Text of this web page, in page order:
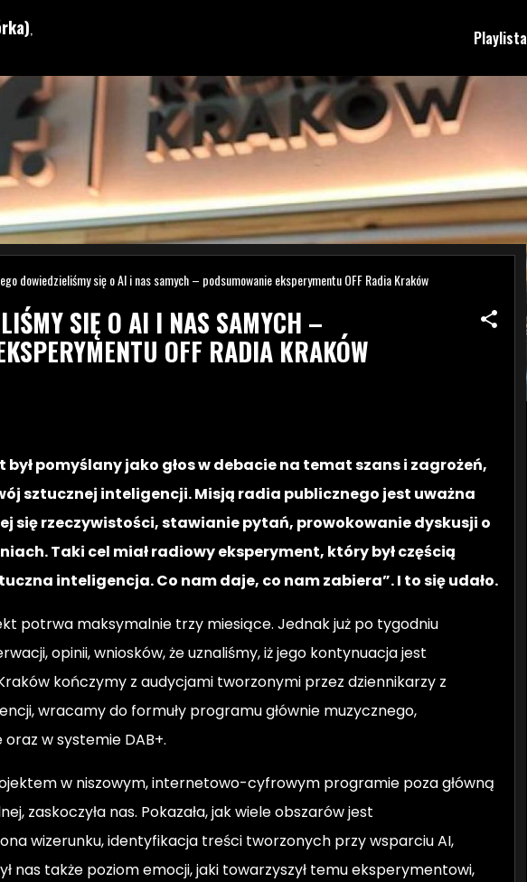
Playlista
dowiedzieliśmy się o AI i nas samych – podsumowanie eksperymentu OFF Radia Kraków
share
SIĘ O AI I NAS SAMYCH –
OFF RADIA KRAKÓW
pomyślany jako głos w debacie na temat szans i zagrożeń,
sztucznej inteligencji. Misją radia publicznego jest uważna
się rzeczywistości, stawianie pytań, prowokowanie dyskusji o
Taki cel miał radiowy eksperyment, który był częścią
inteligencja. Co nam daje, co nam zabiera”. I to się udało.
potrwa maksymalnie trzy miesiące. Jednak już po tygodniu
opinii, wniosków, że uznaliśmy, iż jego kontynuacja jest
kończymy z audycjami tworzonymi przez dziennikarzy z
wracamy do formuły programu głównie muzycznego,
w systemie DAB+.
w niszowym, internetowo-cyfrowym programie poza główną
zaskoczyła nas. Pokazała, jak wiele obszarów jest
wizerunku, identyfikacja treści tworzonych przy wsparciu AI,
nas także poziom emocji, jaki towarzyszył temu eksperymentowi,